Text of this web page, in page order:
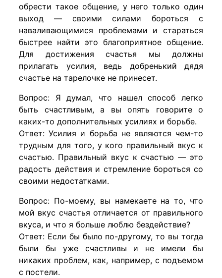
обрести такое общение, у него только один
выход — своими силами бороться с
наваливающимися проблемами и стараться
быстрее найти это благоприятное общение.
Для достижения счастья мы должны
прилагать усилия, ведь добренький дядя
счастье на тарелочке не принесет.
Вопрос: Я думал, что нашел способ легко
быть счастливым, а вы опять говорите о
каких-то дополнительных усилиях и борьбе.
Ответ: Усилия и борьба не являются чем-то
трудным для того, у кого правильный вкус к
счастью. Правильный вкус к счастью — это
радость действия и стремление бороться со
своими недостатками.
Вопрос: По-моему, вы намекаете на то, что
мой вкус счастья отличается от правильного
вкуса, и что я больше люблю бездействие?
Ответ: Если бы было по-другому, то вы тогда
были бы уже счастливы и не имели бы
никаких проблем, как, например, с подъемом
с постели.